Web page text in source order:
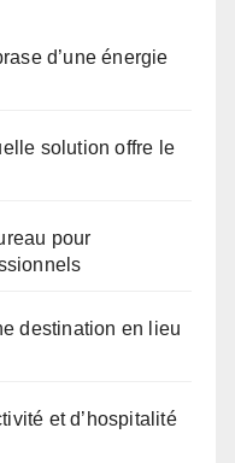
d’une énergie
solution offre le
pour
destination en lieu
et d’hospitalité